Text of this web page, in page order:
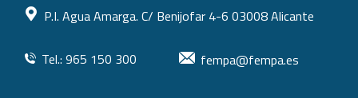
P.I. Agua Amarga. C/ Benijofar 4-6 03008 Alicante
Tel.: 965 150 300 fempa@fempa.es